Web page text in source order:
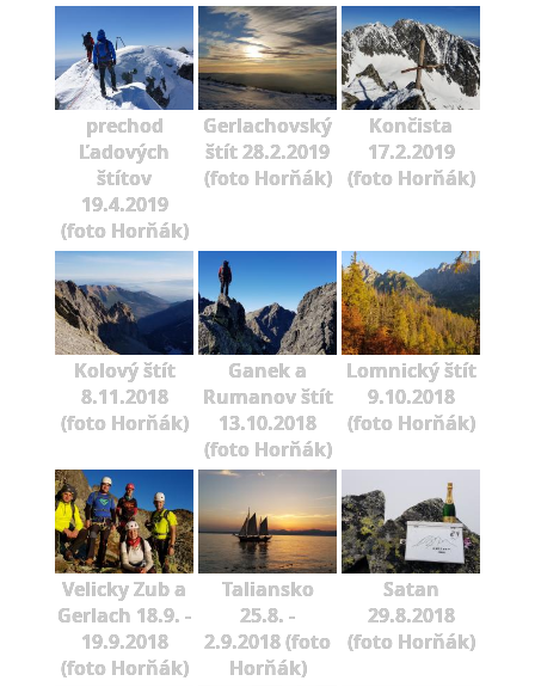
prechod
Ľadových
štítov
19.4.2019
(foto Horňák)
Gerlachovský
štít 28.2.2019
(foto Horňák)
Končista
17.2.2019
(foto Horňák)
Kolový štít
8.11.2018
(foto Horňák)
Ganek a
Rumanov štít
13.10.2018
(foto Horňák)
Lomnický štít
9.10.2018
(foto Horňák)
Velicky Zub a
Gerlach 18.9. -
19.9.2018
(foto Horňák)
Taliansko
25.8. -
2.9.2018 (foto
Horňák)
Satan
29.8.2018
(foto Horňák)